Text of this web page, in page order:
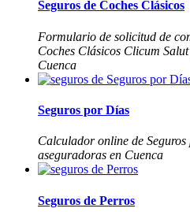
Seguros de Coches Clásicos
Formulario de solicitud de
Coches Clásicos Clicum
Cuenca
Seguros por Días
Calculador online de
aseguradoras en Cuenca
Seguros de Perros